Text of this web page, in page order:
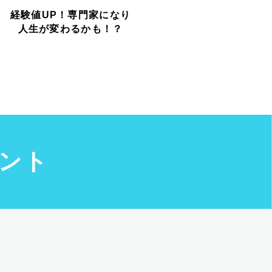
経験値UP！専門家になり
人生が変わるかも！？
ト